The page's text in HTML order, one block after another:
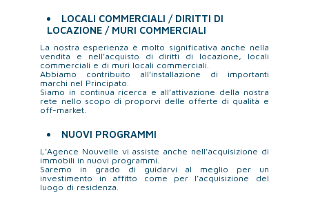
LOCALI COMMERCIALI / DIRITTI DI
LOCAZIONE / MURI COMMERCIALI
La nostra esperienza è molto significativa anche nella
vendita e nell’acquisto di diritti di locazione, locali
commerciali e di muri locali commerciali.
Abbiamo contribuito all’installazione di importanti
marchi nel Principato.
Siamo in continua ricerca e all’attivazione della nostra
rete nello scopo di proporvi delle offerte di qualità e
off-market.
NUOVI PROGRAMMI
L’Agence Nouvelle vi assiste anche nell’acquisizione di
immobili in nuovi programmi.
Saremo in grado di guidarvi al meglio per un
investimento in affitto come per l’acquisizione del
luogo di residenza.